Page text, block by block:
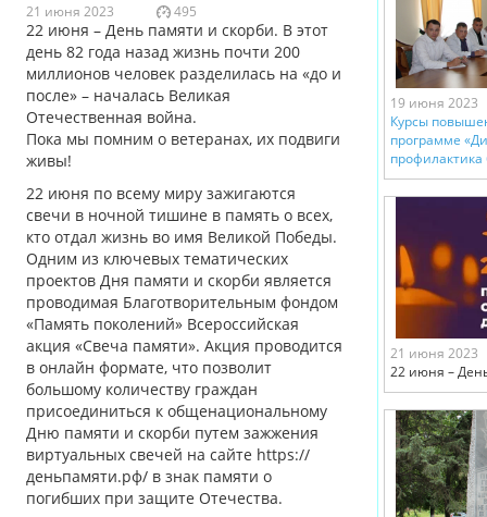
21 июня 2023 495
22 июня – День памяти и скорби. В этот
день 82 года назад жизнь почти 200
миллионов человек разделилась на «до и
после» – началась Великая
Отечественная война.
Пока мы помним о ветеранах, их подвиги
живы!
22 июня по всему миру зажигаются
свечи в ночной тишине в память о всех,
кто отдал жизнь во имя Великой Победы.
Одним из ключевых тематических
проектов Дня памяти и скорби является
проводимая Благотворительным фондом
«Память поколений» Всероссийская
акция «Свеча памяти». Акция проводится
в онлайн формате, что позволит
большому количеству граждан
присоединиться к общенациональному
Дню памяти и скорби путем зажжения
виртуальных свечей на сайте https://
деньпамяти.рф/ в знак памяти о
погибших при защите Отечества.
19 июня 2023
Курсы
программе
21 июня 2023
22 июня –